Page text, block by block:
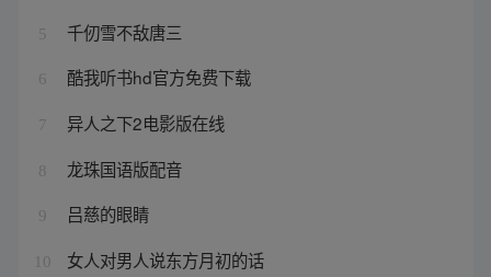
5 千仞雪不敌唐三
6 酷我听书hd官方免费下载
7 异人之下2电影版在线
8 龙珠国语版配音
9 吕慈的眼睛
10 女人对男人说东方月初的话